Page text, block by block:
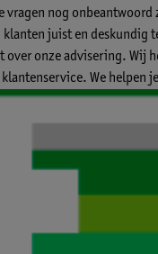
vragen nog
klanten juist en
over onze advisering. Wij
We helpen